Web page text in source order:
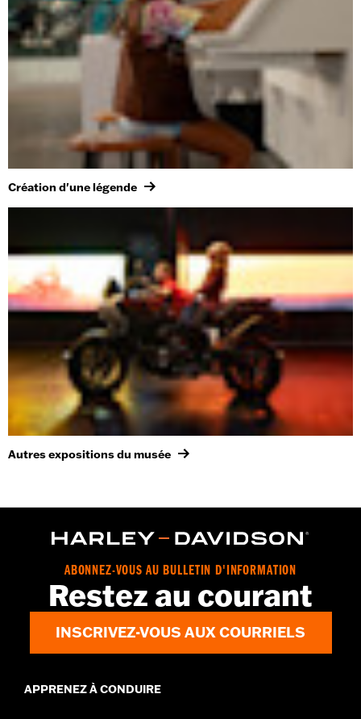
Création d'une légende
Autres expositions du musée
ABONNEZ-VOUS AU BULLETIN D'INFORMATION
Restez au courant
INSCRIVEZ-VOUS AUX COURRIELS
APPRENEZ À CONDUIRE